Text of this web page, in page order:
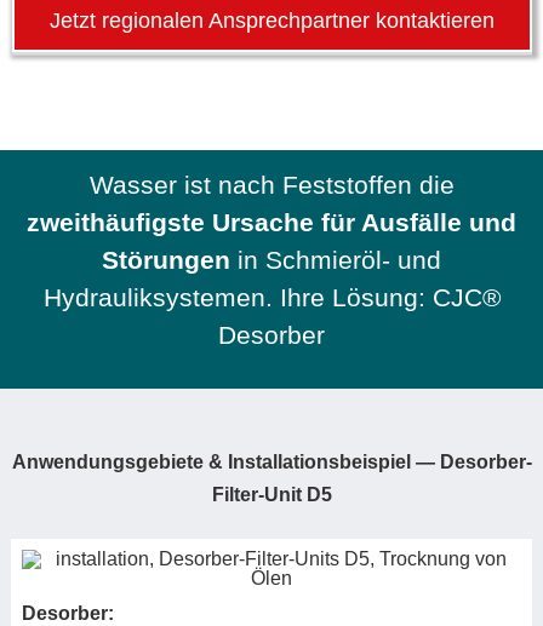
Jetzt regionalen Ansprechpartner kontaktieren
Wasser ist nach Feststoffen die
zweithäufigste Ursache für Ausfälle und
Störungen in Schmieröl- und
Hydrauliksystemen. Ihre Lösung: CJC®
Desorber
Anwendungsgebiete & Installationsbeispiel — Desorber-
Filter-Unit D5
Desorber: